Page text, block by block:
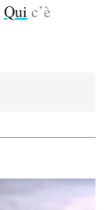
Qui c’è